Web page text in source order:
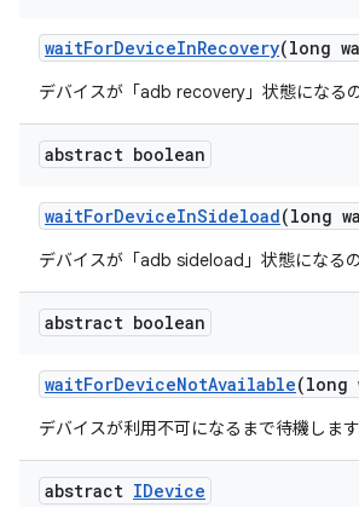
waitForDeviceInRecovery(long
デバイスが「adb recovery」状態になるの
abstract boolean
waitForDeviceInSideload(long
デバイスが「adb sideload」状態になるの
abstract boolean
waitForDeviceNotAvailable(long
デバイスが利用不可になるまで待機します
abstract IDevice